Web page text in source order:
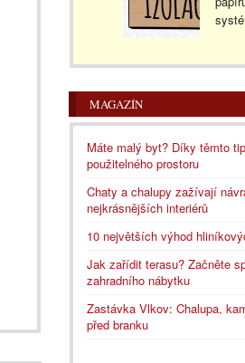
MAGAZÍN
Máte malý byt? Díky těmto
použitelného prostoru
Chaty a chalupy zažívají
nejkrásnějších interiérů
10 největších výhod
Jak zařídit terasu? Začněte
zahradního nábytku
Zastávka Vlkov: Chalupa,
před branku